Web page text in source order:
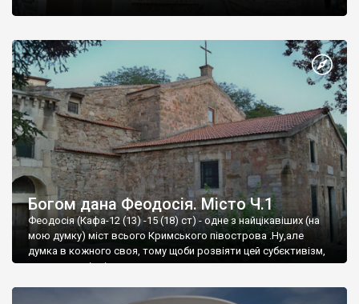
Богом дана Феодосія. Місто Ч.1
Феодосія (Кафа-12 (13) -15 (18) ст) - одне з найцікавіших (на
мою думку) міст всього Кримського півострова .Ну,але
думка в кожного своя, тому щоби розвіяти цей субєктивізм,
запрошую відвідати це